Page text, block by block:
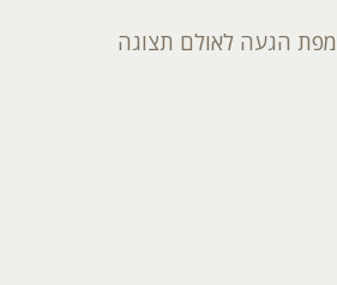
מפת הגעה לאולם תצוגה